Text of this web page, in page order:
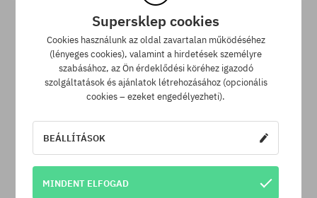
A termék visszaküldésére a csomag kézhezvételétől számítva
30 napod van.
Supersklep cookies
Cookies használunk az oldal zavartalan működéséhez
(lényeges cookies), valamint a hirdetések személyre
szabásához, az Ön érdeklődési köréhez igazodó
szolgáltatások és ajánlatok létrehozásához (opcionális
cookies – ezeket engedélyezheti).
BEÁLLÍTÁSOK
MINDENT ELFOGAD